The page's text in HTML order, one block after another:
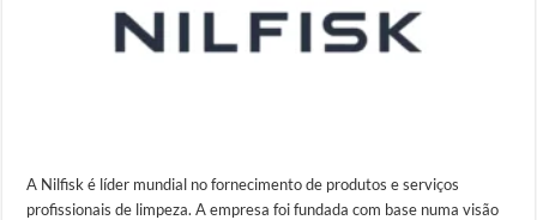
A Nilfisk é líder mundial no fornecimento de produtos e serviços
profissionais de limpeza. A empresa foi fundada com base numa visão